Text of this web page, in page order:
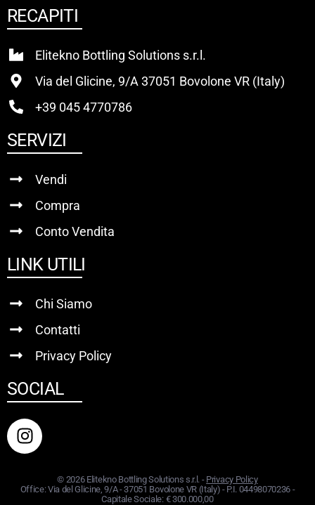
RECAPITI
Elitekno Bottling Solutions s.r.l.
Via del Glicine, 9/A 37051 Bovolone VR (Italy)
+39 045 4770786
SERVIZI
Vendi
Compra
Conto Vendita
LINK UTILI
Chi Siamo
Contatti
Privacy Policy
SOCIAL
© 2026 Elitekno Bottling Solutions s.r.l. - Privacy Policy
Office: Via del Glicine, 9/A - 37051 Bovolone VR (Italy) - P.I. 04498070236 -
Capitale Sociale: € 300.000,00